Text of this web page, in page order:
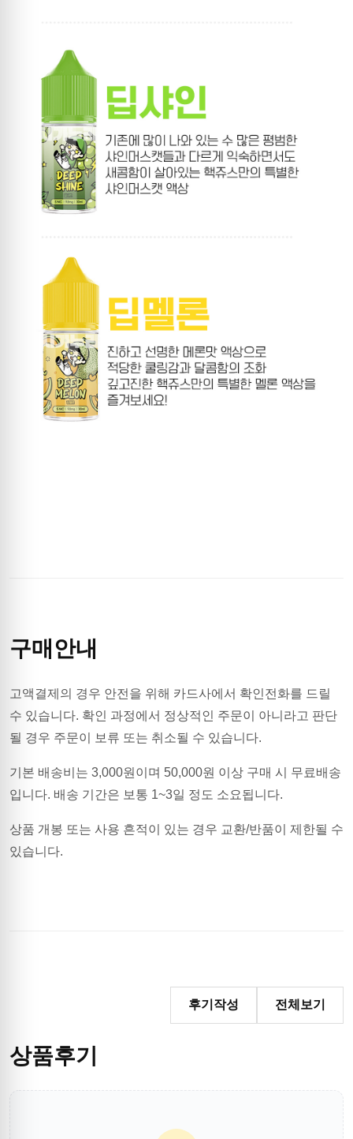
구매안내
고액결제의 경우 안전을 위해 카드사에서 확인전화를 드릴
수 있습니다. 확인 과정에서 정상적인 주문이 아니라고 판단
될 경우 주문이 보류 또는 취소될 수 있습니다.
기본 배송비는 3,000원이며 50,000원 이상 구매 시 무료배송
입니다. 배송 기간은 보통 1~3일 정도 소요됩니다.
상품 개봉 또는 사용 흔적이 있는 경우 교환/반품이 제한될 수
있습니다.
후기작성 전체보기
상품후기